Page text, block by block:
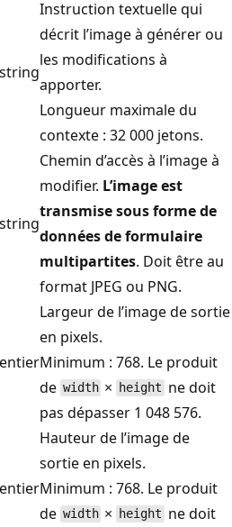
string
Instruction textuelle qui
décrit l’image à générer ou
les modifications à
apporter.
Longueur maximale du
contexte : 32 000 jetons.
string
Chemin d’accès à l’image à
modifier. L’image est
transmise sous forme de
données de formulaire
multipartites. Doit être au
format JPEG ou PNG.
entier
Largeur de l’image de sortie
en pixels.
Minimum : 768. Le produit
de width × height ne doit
pas dépasser 1 048 576.
entier
Hauteur de l’image de
sortie en pixels.
Minimum : 768. Le produit
de width × height ne doit